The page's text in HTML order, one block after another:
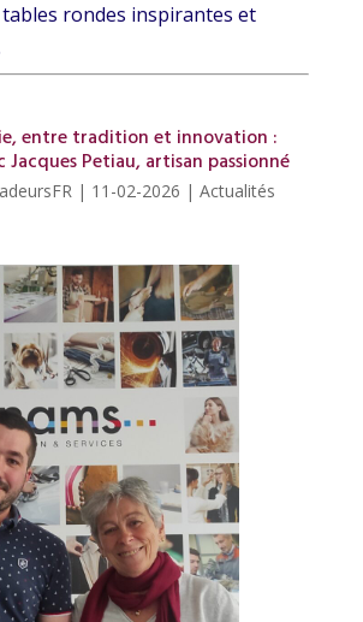
rondes inspirantes et
entre tradition et innovation :
Petiau, artisan passionné
| 11-02-2026 | Actualités